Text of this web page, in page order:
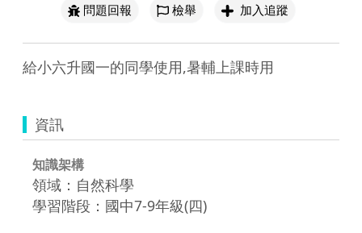
問題回報
檢舉 加入追蹤
給小六升國一的同學使用,暑輔上課時用
資訊
知識架構
領域：自然科學
學習階段：國中7-9年級(四)